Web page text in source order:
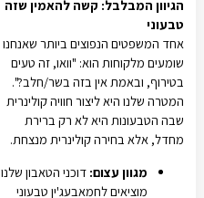
הגיוון המבלבל: קשה להאמין שזה
טבעוני
אחד המשפטים הנפוצים ביותר שאנחנו
שומעים מלקוחות הוא: "וואו, זה טעים
בטירוף, ובאמת אין בזה בשר/חלב?".
המטרה שלנו היא ליצור חוויה קולינרית
שבה הטבעונות היא לא רק ברירת
מחדל, אלא בחירה קולינרית מנצחת.
מגוון עצום: דוכני הטאבון שלנו
מוציאים לחמאבעג'ין טבעוני